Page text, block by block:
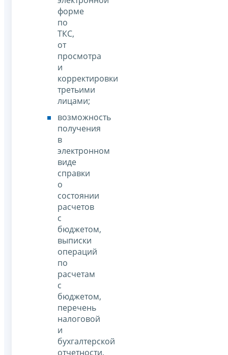
форме
по
ТКС,
от
просмотра
и
корректировки
третьими
лицами;
возможность
получения
в
электронном
виде
справки
о
состоянии
расчетов
с
бюджетом,
выписки
операций
по
расчетам
с
бюджетом,
перечень
налоговой
и
бухгалтерской
отчетности,